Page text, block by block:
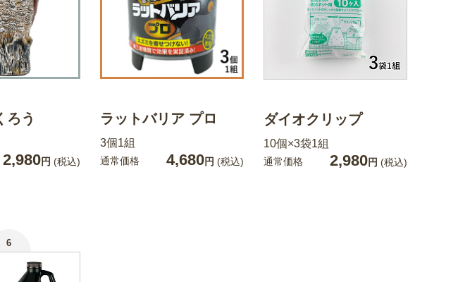
ろう
2,980円 (税込)
ラットバリア プロ
3個1組
通常価格 4,680円 (税込)
ダイオクリップ
10個×3袋1組
通常価格 2,980円 (税込)
6